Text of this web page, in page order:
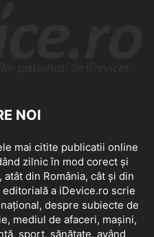
NOI
mai citite publicatii online
zilnic în mod corect și
din România, cât și din
a iDevice.ro scrie
despre subiecte de
mediul de afaceri, mașini,
sport, sănătate, având